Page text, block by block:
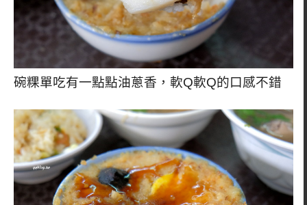
碗粿單吃有一點點油蔥香，軟Q軟Q的口感不錯